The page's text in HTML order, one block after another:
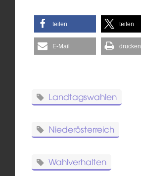
teilen teilen
E-Mail drucken
Landtagswahlen
Niederösterreich
Wahlverhalten